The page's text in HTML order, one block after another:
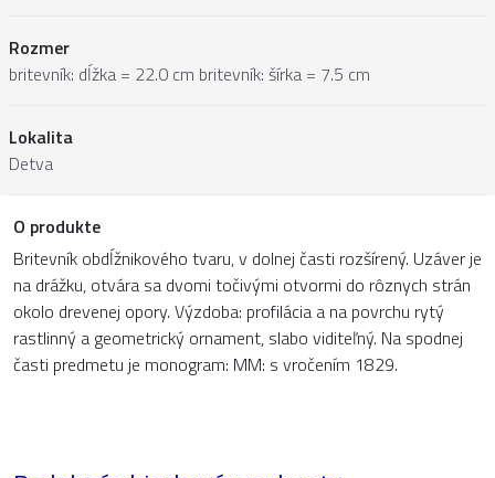
Rozmer
britevník: dĺžka = 22.0 cm britevník: šírka = 7.5 cm
Lokalita
Detva
O produkte
Britevník obdĺžnikového tvaru, v dolnej časti rozšírený. Uzáver je
na drážku, otvára sa dvomi točivými otvormi do rôznych strán
okolo drevenej opory. Výzdoba: profilácia a na povrchu rytý
rastlinný a geometrický ornament, slabo viditeľný. Na spodnej
časti predmetu je monogram: MM: s vročením 1829.